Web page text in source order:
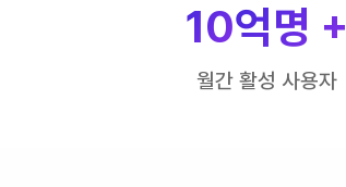
10억명 +
월간 활성 사용자